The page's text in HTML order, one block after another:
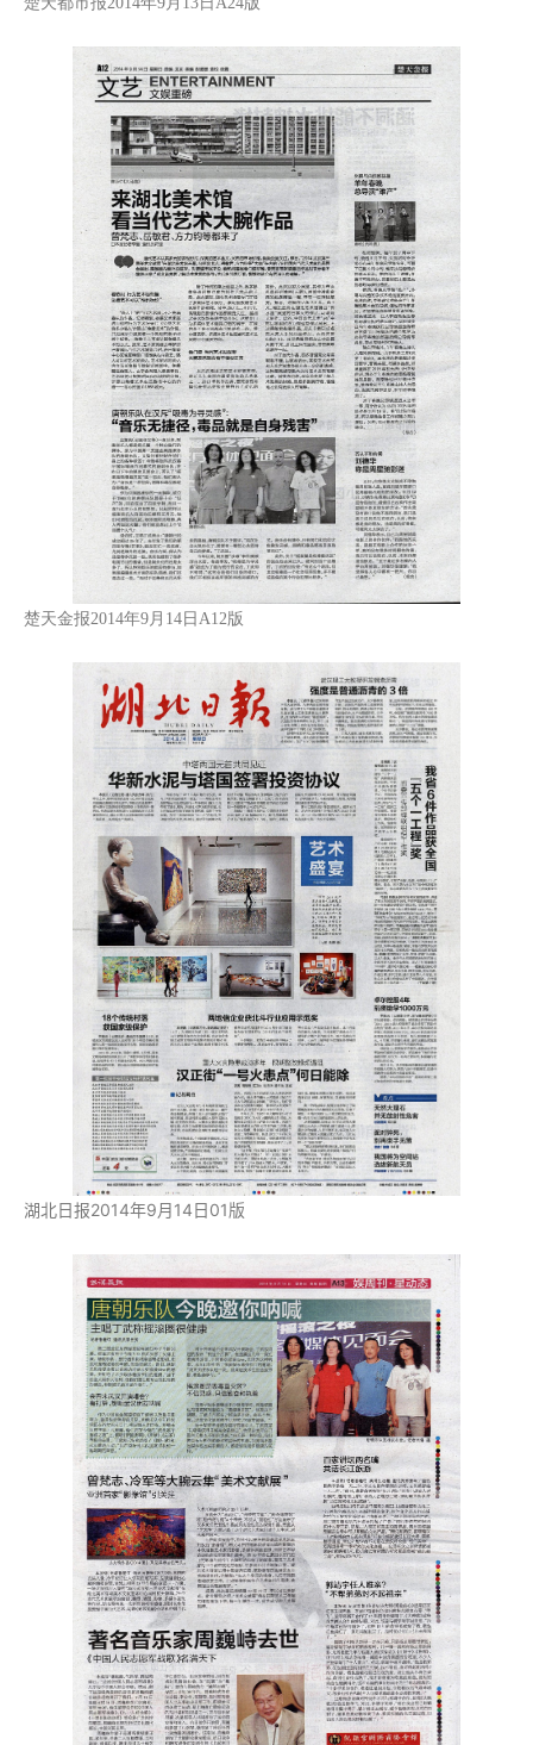
楚天金报2014年9月14日A12版
湖北日报2014年9月14日01版